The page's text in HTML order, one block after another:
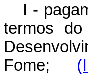
I -
termos
Fome;